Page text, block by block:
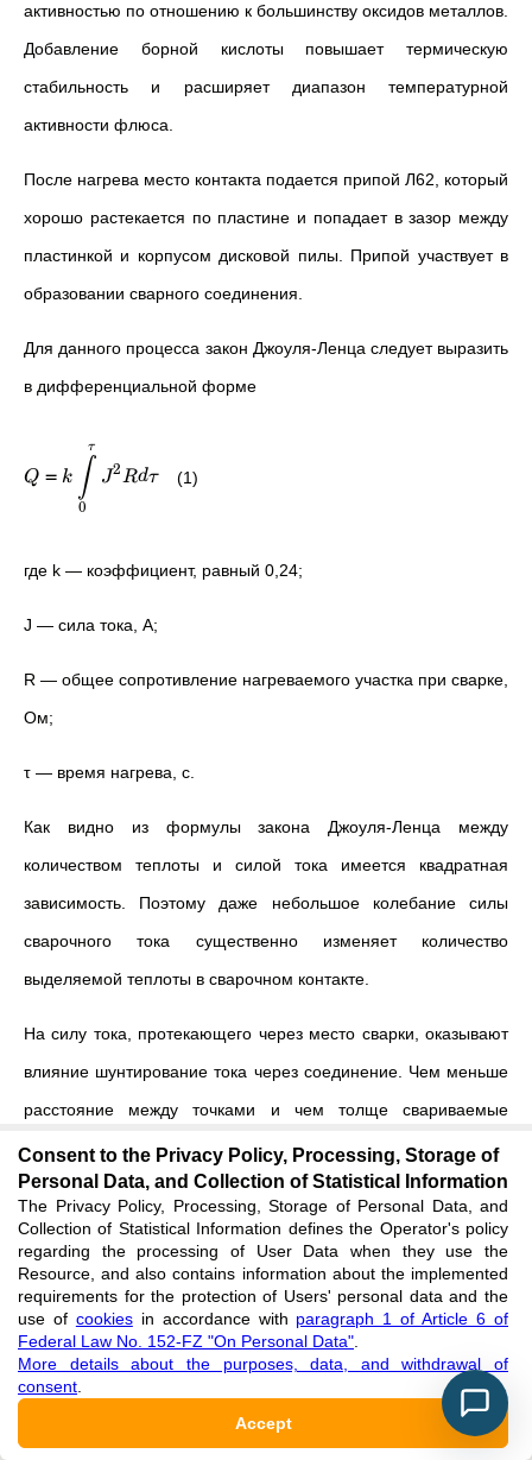
активностью по отношению к большинству оксидов металлов.
Добавление борной кислоты повышает термическую
стабильность и расширяет диапазон температурной
активности флюса.
После нагрева место контакта подается припой Л62, который
хорошо растекается по пластине и попадает в зазор между
пластинкой и корпусом дисковой пилы. Припой участвует в
образовании сварного соединения.
Для данного процесса закон Джоуля-Ленца следует выразить
в дифференциальной форме
Q = k
0
∫
τ
J2Rdτ (1)
где k — коэффициент, равный 0,24;
J — сила тока, А;
R — общее сопротивление нагреваемого участка при сварке,
Ом;
τ — время нагрева, с.
Как видно из формулы закона Джоуля-Ленца между
количеством теплоты и силой тока имеется квадратная
зависимость. Поэтому даже небольшое колебание силы
сварочного тока существенно изменяет количество
выделяемой теплоты в сварочном контакте.
На силу тока, протекающего через место сварки, оказывают
влияние шунтирование тока через соединение. Чем меньше
расстояние между точками и чем толще свариваемые
детали, тем больше потери на шунтирование[3 ]. Они
возрастают и в случае повышенного контактного
сопротивления из-за неудовлетворительной подготовки
свариваемых поверхностей при малом давлении на
электроды.
На образование соединения оказывает существенное
влияние общее сопротивление R – зоны сварки на участке
электрод – электрод. Его можно представить в виде
Consent to the Privacy Policy, Processing, Storage of
Personal Data, and Collection of Statistical Information
The Privacy Policy, Processing, Storage of Personal Data, and
Collection of Statistical Information defines the Operator's policy
regarding the processing of User Data when they use the
Resource, and also contains information about the implemented
requirements for the protection of Users' personal data and the
use of cookiesin accordance with paragraph 1 of Article 6 of
Federal Law No. 152-FZ "On Personal Data"
More details about the purposes, data, and withdrawal of
consent
Accept